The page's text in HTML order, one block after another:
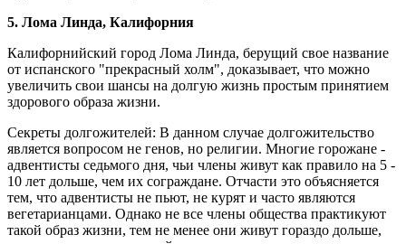
5. Лома Линда, Калифорния
Калифорнийский город Лома Линда, берущий свое название
от испанского "прекрасный холм", доказывает, что можно
увеличить свои шансы на долгую жизнь простым принятием
здорового образа жизни.
Секреты долгожителей: В данном случае долгожительство
является вопросом не генов, но религии. Многие горожане -
адвентисты седьмого дня, чьи члены живут как правило на 5 -
10 лет дольше, чем их сограждане. Отчасти это объясняется
тем, что адвентисты не пьют, не курят и часто являются
вегетарианцами. Однако не все члены общества практикуют
такой образ жизни, тем не менее они живут гораздо дольше,